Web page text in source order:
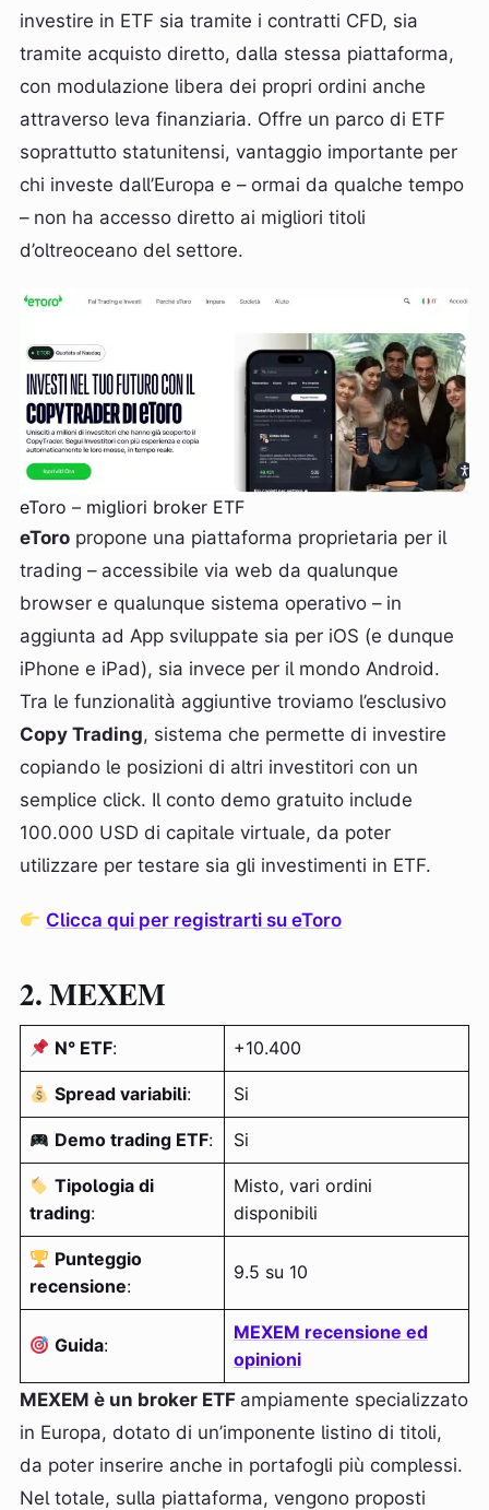
investire in ETF sia tramite i contratti CFD, sia
tramite acquisto diretto, dalla stessa piattaforma,
con modulazione libera dei propri ordini anche
attraverso leva finanziaria. Offre un parco di ETF
soprattutto statunitensi, vantaggio importante per
chi investe dall’Europa e – ormai da qualche tempo
– non ha accesso diretto ai migliori titoli
d’oltreoceano del settore.
eToro – migliori broker ETF
eToro propone una piattaforma proprietaria per il
trading – accessibile via web da qualunque
browser e qualunque sistema operativo – in
aggiunta ad App sviluppate sia per iOS (e dunque
iPhone e iPad), sia invece per il mondo Android.
Tra le funzionalità aggiuntive troviamo l’esclusivo
Copy Trading, sistema che permette di investire
copiando le posizioni di altri investitori con un
semplice click. Il conto demo gratuito include
100.000 USD di capitale virtuale, da poter
utilizzare per testare sia gli investimenti in ETF.
Clicca qui per registrarti su eToro
2. MEXEM
N° ETF: +10.400
Spread variabili: Si
Demo trading ETF: Si
Tipologia di
trading:
Misto, vari ordini
disponibili
Punteggio
recensione:
9.5 su 10
Guida:
MEXEM recensione ed
opinioni
MEXEM è un broker ETF ampiamente specializzato
in Europa, dotato di un’imponente listino di titoli,
da poter inserire anche in portafogli più complessi.
Nel totale, sulla piattaforma, vengono proposti